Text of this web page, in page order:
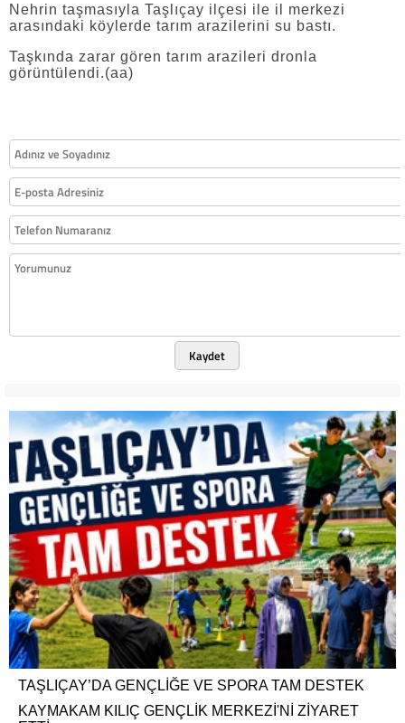
Nehrin taşmasıyla Taşlıçay ilçesi ile il merkezi
arasındaki köylerde tarım arazilerini su bastı.
Taşkında zarar gören tarım arazileri dronla
görüntülendi.(aa)
Kaydet
TAŞLIÇAY’DA GENÇLİĞE VE SPORA TAM DESTEK
KAYMAKAM KILIÇ GENÇLİK MERKEZİ'Nİ ZİYARET